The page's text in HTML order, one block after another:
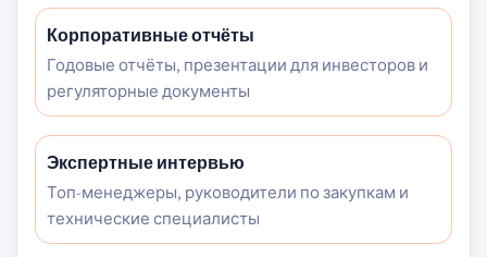
Корпоративные отчёты
Годовые отчёты, презентации для инвесторов и
регуляторные документы
Экспертные интервью
Топ-менеджеры, руководители по закупкам и
технические специалисты